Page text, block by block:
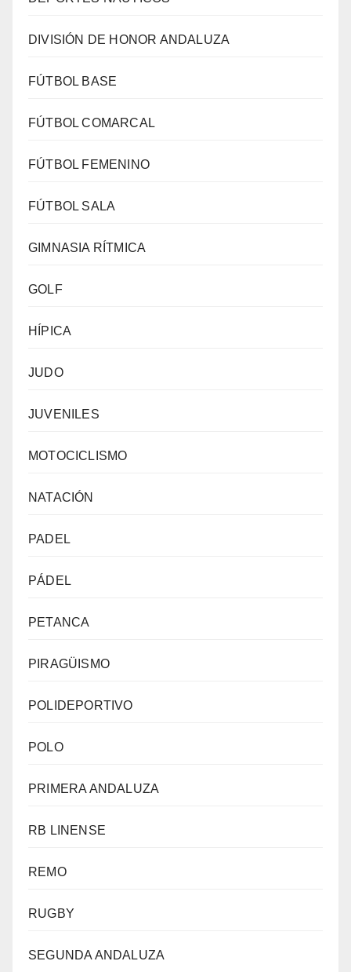
DIVISIÓN DE HONOR ANDALUZA
FÚTBOL BASE
FÚTBOL COMARCAL
FÚTBOL FEMENINO
FÚTBOL SALA
GIMNASIA RÍTMICA
GOLF
HÍPICA
JUDO
JUVENILES
MOTOCICLISMO
NATACIÓN
PADEL
PÁDEL
PETANCA
PIRAGÜISMO
POLIDEPORTIVO
POLO
PRIMERA ANDALUZA
RB LINENSE
REMO
RUGBY
SEGUNDA ANDALUZA